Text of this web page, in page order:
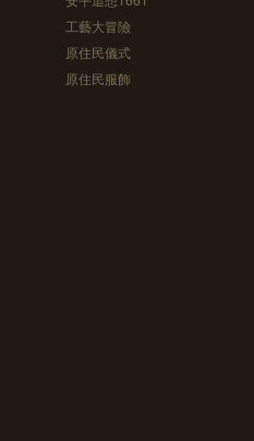
工藝大冒險
原住民儀式
原住民服飾